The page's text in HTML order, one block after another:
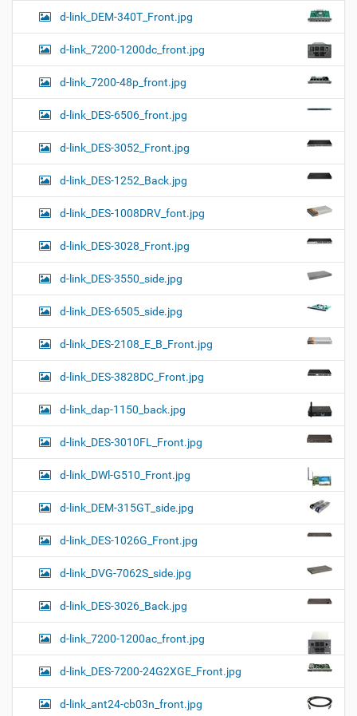
d-link_DEM-340T_Front.jpg
d-link_7200-1200dc_front.jpg
d-link_7200-48p_front.jpg
d-link_DES-6506_front.jpg
d-link_DES-3052_Front.jpg
d-link_DES-1252_Back.jpg
d-link_DES-1008DRV_font.jpg
d-link_DES-3028_Front.jpg
d-link_DES-3550_side.jpg
d-link_DES-6505_side.jpg
d-link_DES-2108_E_B_Front.jpg
d-link_DES-3828DC_Front.jpg
d-link_dap-1150_back.jpg
d-link_DES-3010FL_Front.jpg
d-link_DWl-G510_Front.jpg
d-link_DEM-315GT_side.jpg
d-link_DES-1026G_Front.jpg
d-link_DVG-7062S_side.jpg
d-link_DES-3026_Back.jpg
d-link_7200-1200ac_front.jpg
d-link_DES-7200-24G2XGE_Front.jpg
d-link_ant24-cb03n_front.jpg